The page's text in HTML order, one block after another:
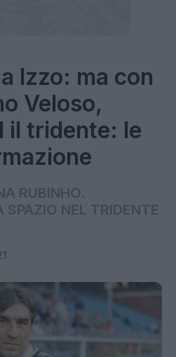
Izzo: ma con
Veloso,
il tridente: le
RUBINHO.
SPAZIO NEL TRIDENTE